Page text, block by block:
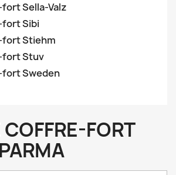
Sella-Valz
Sibi
fort Stiehm
fort Stuv
Sweden
FORT